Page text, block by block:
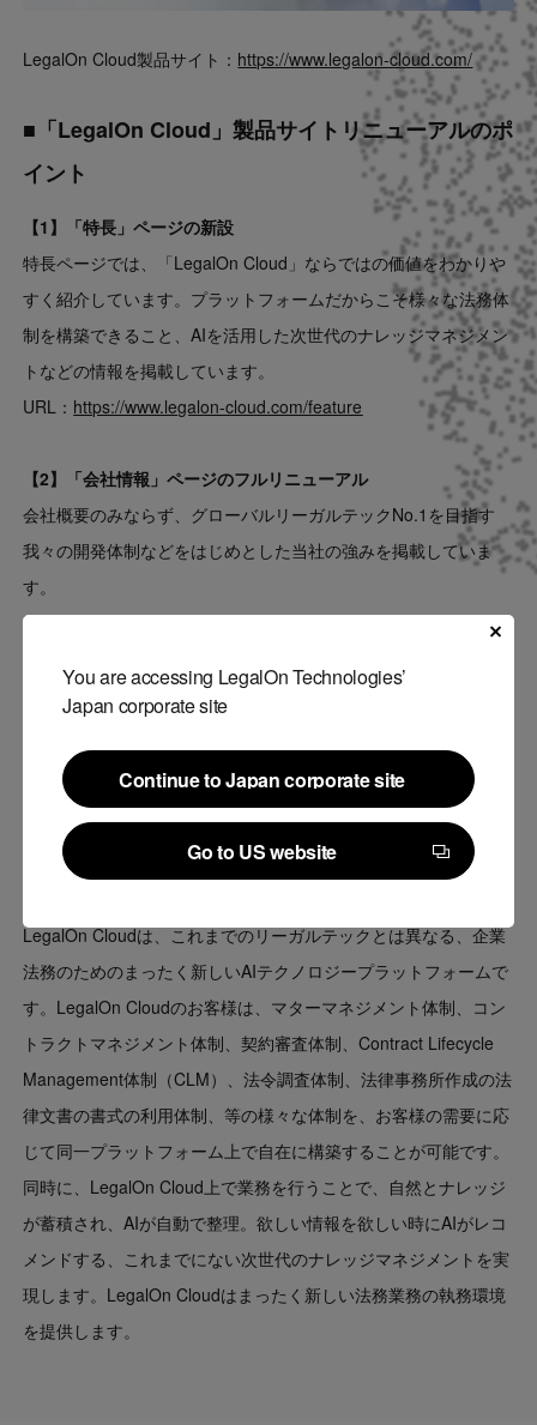
You are accessing LegalOn Technologies’
Japan corporate site
Continue to Japan corporate site
Continue to Japan corporate site
Go to US website
Go to US website
LegalOn Cloud製品サイト： https://www.legalon-cloud.com/
■「LegalOn Cloud」製品サイトリニューアルのポ
イント
【1】「特長」ページの新設
特長ページでは、「LegalOn Cloud」ならではの価値をわかりや
すく紹介しています。プラットフォームだからこそ様々な法務体
制を構築できること、AIを活用した次世代のナレッジマネジメン
トなどの情報を掲載しています。
URL： https://www.legalon-cloud.com/feature
【2】「会社情報」ページのフルリニューアル
会社概要のみならず、グローバルリーガルテックNo.1を目指す
我々の開発体制などをはじめとした当社の強みを掲載していま
す。
URL：https://www.legalon-cloud.com/company
今後も、「LegalOn Cloud」やLegalOn Technologiesへの理解を
発信に取り組んで参ります。
■AI法務プラットフォーム「LegalOn Cloud」（
URL：https://www.legalon-cloud.com/）
LegalOn Cloudは、これまでのリーガルテックとは異なる、企業
法務のためのまったく新しいAIテクノロジープラットフォームで
す。LegalOn Cloudのお客様は、マターマネジメント体制、コン
トラクトマネジメント体制、契約審査体制、Contract Lifecycle
Management体制（CLM）、法令調査体制、法律事務所作成の法
律文書の書式の利用体制、等の様々な体制を、お客様の需要に応
じて同一プラットフォーム上で自在に構築することが可能です。
同時に、LegalOn Cloud上で業務を行うことで、自然とナレッジ
が蓄積され、AIが自動で整理。欲しい情報を欲しい時にAIがレコ
メンドする、これまでにない次世代のナレッジマネジメントを実
現します。LegalOn Cloudはまったく新しい法務業務の執務環境
を提供します。